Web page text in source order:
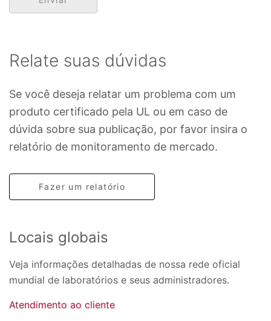
Relate suas dúvidas
Se você deseja relatar um problema com um
produto certificado pela UL ou em caso de
dúvida sobre sua publicação, por favor insira o
relatório de monitoramento de mercado.
Fazer um relatório
Locais globais
Veja informações detalhadas de nossa rede oficial
mundial de laboratórios e seus administradores.
Atendimento ao cliente